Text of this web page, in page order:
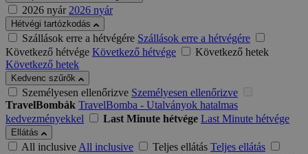
2026 nyár 2026 nyár
Hétvégi tartózkodás
Szállások erre a hétvégére Szállások erre a hétvégére
Következő hétvége Következő hétvége
Következő hetek
Következő hetek
Kedvenc szűrők
Személyesen ellenőrizve Személyesen ellenőrizve
TravelBombák TravelBomba - Utalványok hatalmas
kedvezményekkel
Last Minute hétvége Last Minute hétvége
Ellátás
All inclusiveAll inclusive Teljes ellátás Teljes ellátás